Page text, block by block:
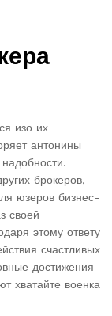
изо их
антонины
брокеров,
юзеров бизнес-
своей
этому ответу
счастливых
достижения
хватайте военка